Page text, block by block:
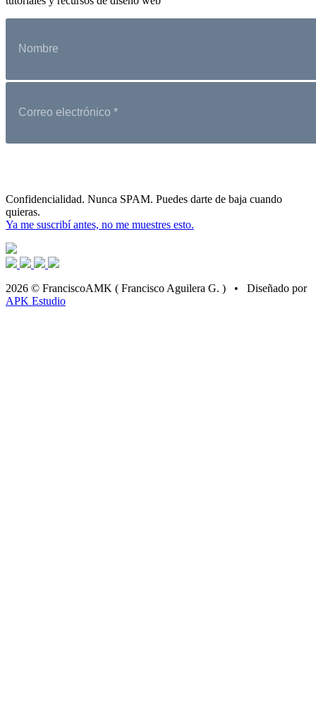
Confidencialidad. Nunca SPAM. Puedes darte de baja cuando
quieras.
Ya me suscribí antes, no me muestres esto.
2026 © FranciscoAMK ( Francisco Aguilera G. ) • Diseñado por
APK Estudio